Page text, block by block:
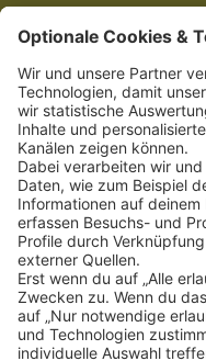
Schnellzugriff
SOCIAL
NEWSLETTER
BESUCHEN SIE UNS